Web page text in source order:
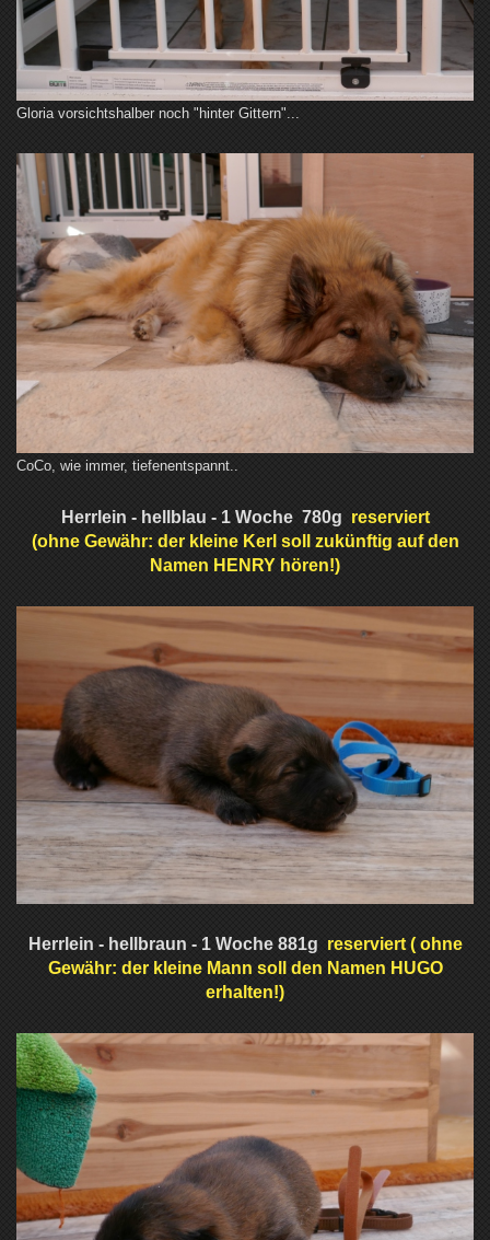
Gloria vorsichtshalber noch "hinter Gittern"...
CoCo, wie immer, tiefenentspannt..
Herrlein - hellblau - 1 Woche 780g reserviert
(ohne Gewähr: der kleine Kerl soll zukünftig auf den
Namen HENRY hören!)
Herrlein - hellbraun - 1 Woche 881g reserviert ( ohne
Gewähr: der kleine Mann soll den Namen HUGO
erhalten!)